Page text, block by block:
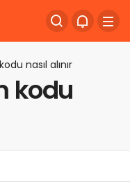
nasıl alınır
kodu